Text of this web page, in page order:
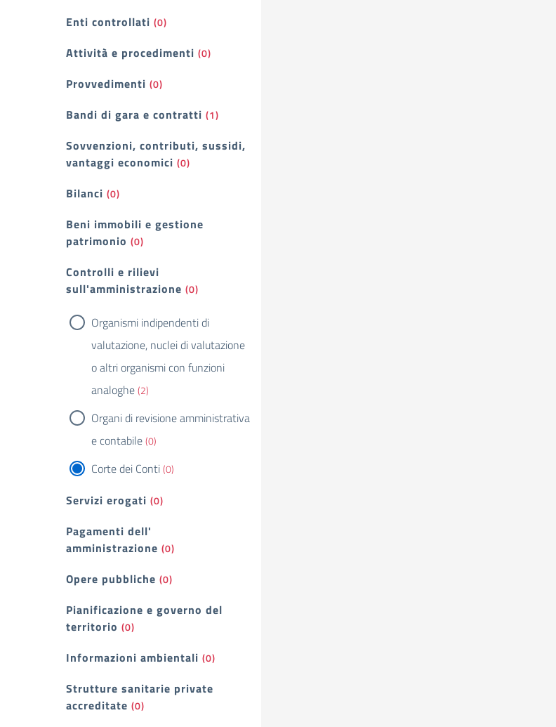
Enti controllati (0)
Attività e procedimenti (0)
Provvedimenti (0)
Bandi di gara e contratti (1)
Sovvenzioni, contributi, sussidi,
vantaggi economici (0)
Bilanci (0)
Beni immobili e gestione
patrimonio (0)
Controlli e rilievi
sull'amministrazione (0)
Organismi indipendenti di
valutazione, nuclei di valutazione
o altri organismi con funzioni
analoghe(2)
Organi di revisione amministrativa
e contabile(0)
Corte dei Conti(0)
Servizi erogati (0)
Pagamenti dell'
amministrazione (0)
Opere pubbliche (0)
Pianificazione e governo del
territorio (0)
Informazioni ambientali (0)
Strutture sanitarie private
accreditate (0)